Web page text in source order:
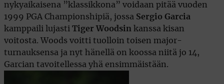
nykyaikaisena ”klassikkona” voidaan pitää vuoden
1999 PGA Championshipiä, jossa Sergio Garcia
kamppaili lujasti Tiger Woodsin kanssa kisan
voitosta. Woods voitti tuolloin toisen major-
turnauksensa ja nyt hänellä on koossa niitä jo 14,
Garcian tavoitellessa yhä ensimmäistään.